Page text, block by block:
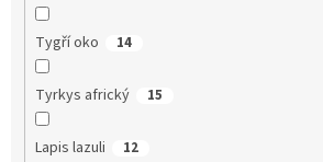
Tygří oko 14
Tyrkys africký 15
Lapis lazuli 12